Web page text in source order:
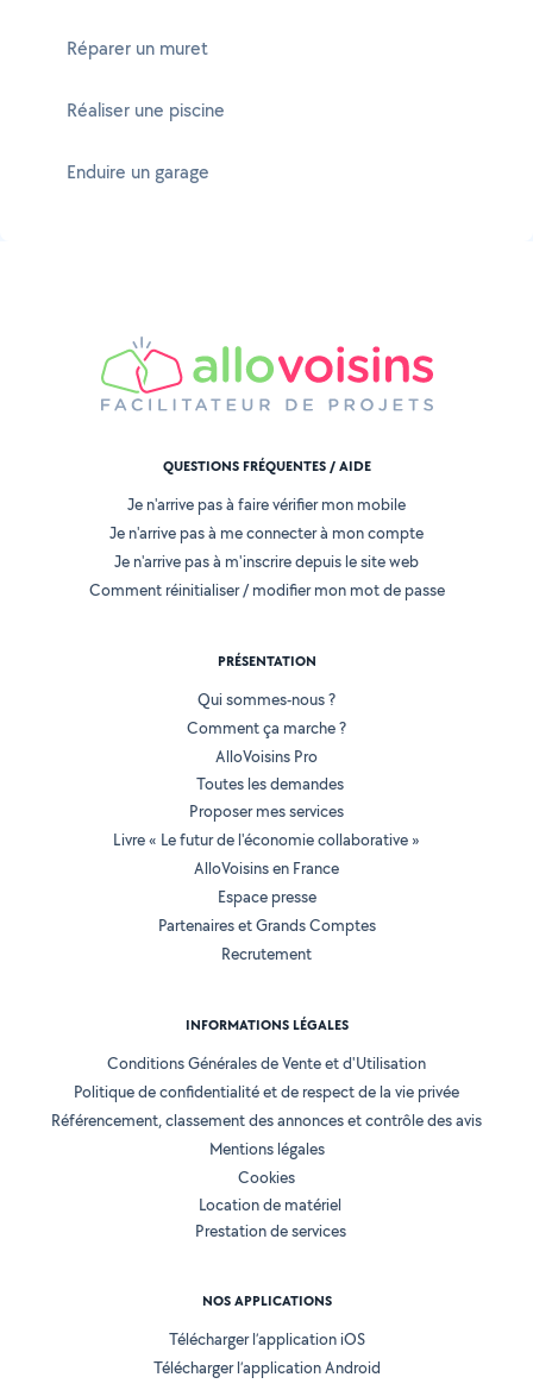
Réparer un muret
Réaliser une piscine
Enduire un garage
QUESTIONS FRÉQUENTES / AIDE
Je n'arrive pas à faire vérifier mon mobile
Je n'arrive pas à me connecter à mon compte
Je n'arrive pas à m'inscrire depuis le site web
Comment réinitialiser / modifier mon mot de passe
PRÉSENTATION
Qui sommes-nous ?
Comment ça marche ?
AlloVoisins Pro
Toutes les demandes
Proposer mes services
Livre « Le futur de l'économie collaborative »
AlloVoisins en France
Espace presse
Partenaires et Grands Comptes
Recrutement
INFORMATIONS LÉGALES
Conditions Générales de Vente et d'Utilisation
Politique de confidentialité et de respect de la vie privée
Référencement, classement des annonces et contrôle des avis
Mentions légales
Cookies
Location de matériel
Prestation de services
NOS APPLICATIONS
Télécharger l’application iOS
Télécharger l’application Android